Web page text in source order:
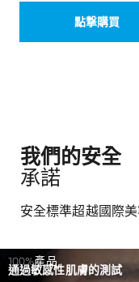
點撃購買
我們的安全
承諾
安全標準超越國際
100%產品
通過敏感性肌膚的測試